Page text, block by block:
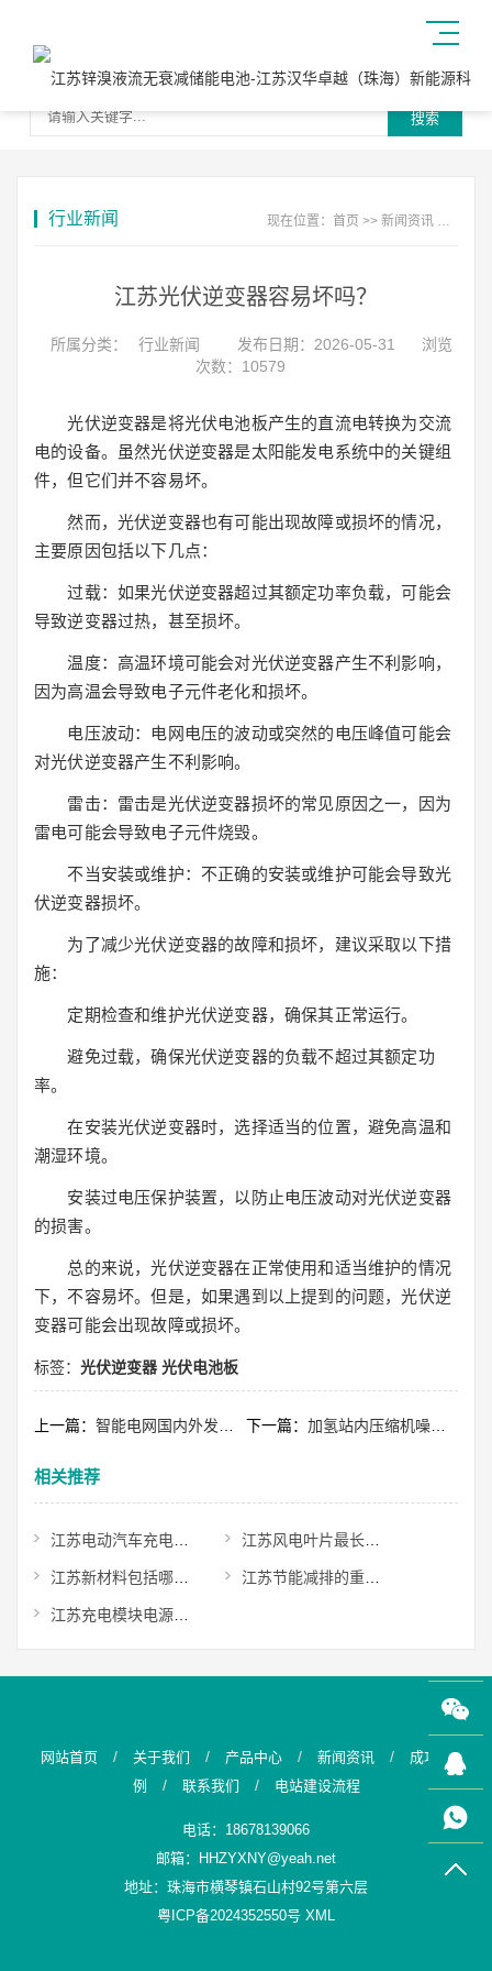
搜索
行业新闻 现在位置：首页 >>新闻资讯
江苏光伏逆变器容易坏吗？
所属分类： 行业新闻 发布日期：2026-05-31
浏览
次数：10579
光伏逆变器是将光伏电池板产生的直流电转换为交流
电的设备。虽然光伏逆变器是太阳能发电系统中的关键组
件，但它们并不容易坏。
然而，光伏逆变器也有可能出现故障或损坏的情况，
主要原因包括以下几点：
过载：如果光伏逆变器超过其额定功率负载，可能会
导致逆变器过热，甚至损坏。
温度：高温环境可能会对光伏逆变器产生不利影响，
因为高温会导致电子元件老化和损坏。
电压波动：电网电压的波动或突然的电压峰值可能会
对光伏逆变器产生不利影响。
雷击：雷击是光伏逆变器损坏的常见原因之一，因为
雷电可能会导致电子元件烧毁。
不当安装或维护：不正确的安装或维护可能会导致光
伏逆变器损坏。
为了减少光伏逆变器的故障和损坏，建议采取以下措
施：
定期检查和维护光伏逆变器，确保其正常运行。
避免过载，确保光伏逆变器的负载不超过其额定功
率。
在安装光伏逆变器时，选择适当的位置，避免高温和
潮湿环境。
安装过电压保护装置，以防止电压波动对光伏逆变器
的损害。
总的来说，光伏逆变器在正常使用和适当维护的情况
下，不容易坏。但是，如果遇到以上提到的问题，光伏逆
变器可能会出现故障或损坏。
标签： 光伏逆变器 光伏电池板
上一篇： 智能电网国内外发展重点有什么不同？ 下一篇： 加氢站内压缩机噪声多少分贝？
相关推荐
江苏风电叶片最长多少米？
江苏节能减排的重要意义是什么？
网站首页/ 关于我们 / 产品中心/ 新闻资讯 /
成功案
例
/ 联系我们 / 电站建设流程
电话：18678139066
邮箱：HHZYXNY@yeah.net
地址：珠海市横琴镇石山村92号第六层
粤ICP备2024352550号 XML